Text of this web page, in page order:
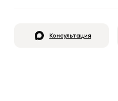
Консультация